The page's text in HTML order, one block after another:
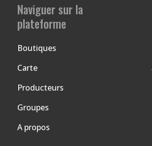
Naviguer sur la
plateforme
Boutiques
Carte
Producteurs
Groupes
A propos